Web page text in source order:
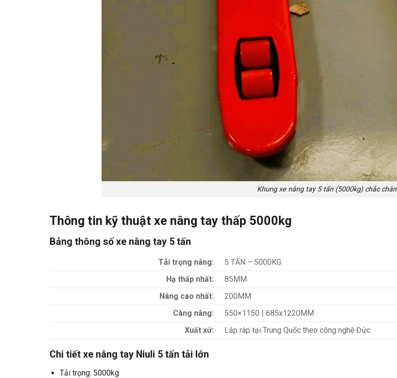
Khung xe nâng tay 5 tấn (5000kg) chắc chắn
Thông tin kỹ thuật xe nâng tay thấp 5000kg
Bảng thông số xe nâng tay 5 tấn
Tải trọng nâng:
5 TẤN – 5000KG
Hạ thấp nhất:
85MM
Nâng cao nhất:
200MM
Càng nâng:
550×1150 | 685x1220MM
Xuất xứ:
Lắp ráp tại Trung Quốc theo công nghệ Đức
Chi tiết xe nâng tay Niuli 5 tấn tải lớn
Tải trọng: 5000kg